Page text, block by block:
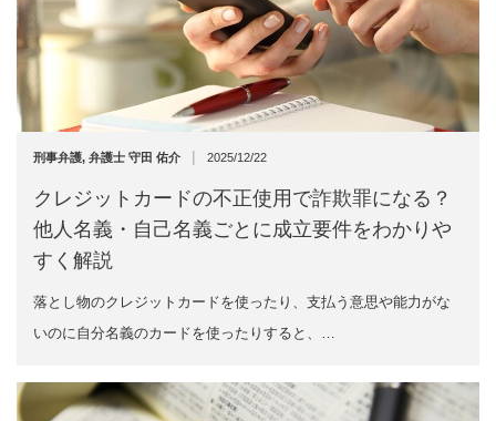
刑事弁護, 弁護士 守田 佑介 | 2025/12/22
クレジットカードの不正使用で詐欺罪になる？
他人名義・自己名義ごとに成立要件をわかりや
すく解説
落とし物のクレジットカードを使ったり、支払う意思や能力がな
いのに自分名義のカードを使ったりすると、…